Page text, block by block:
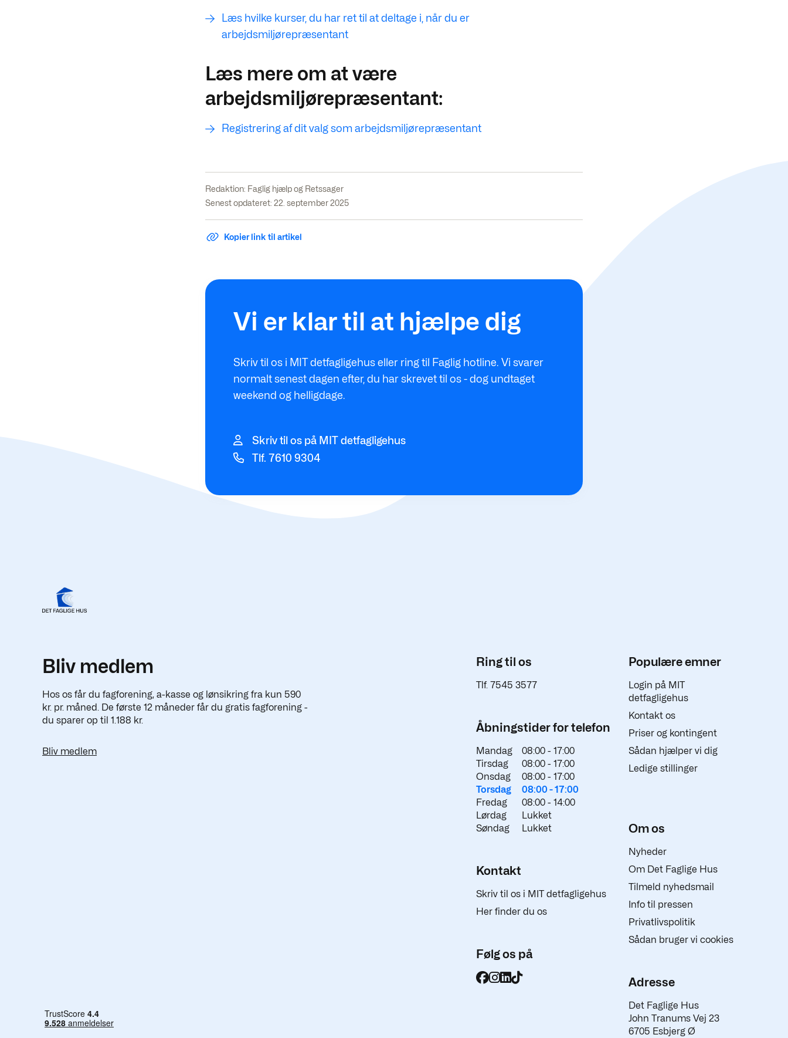
Læs hvilke kurser, du har ret til at deltage i, når du er
arbejdsmiljørepræsentant
Læs mere om at være
arbejdsmiljørepræsentant:
Registrering af dit valg som arbejdsmiljørepræsentant
Redaktion: Faglig hjælp og Retssager
Senest opdateret: 22. september 2025
Kopier link til artikel
Vi er klar til at hjælpe dig
Skriv til os i MIT detfagligehus eller ring til Faglig hotline. Vi svarer
normalt senest dagen efter, du har skrevet til os - dog undtaget
weekend og helligdage.
Skriv til os på MIT detfagligehus
Tlf. 7610 9304
Bliv medlem
Hos os får du fagforening, a-kasse og lønsikring fra kun 590
kr. pr. måned. De første 12 måneder får du gratis fagforening -
du sparer op til 1.188 kr.
Bliv medlem
Ring til os
Tlf. 7545 3577
Åbningstider for telefon
Mandag 08:00 - 17:00
Tirsdag
08:00 - 17:00
Onsdag
08:00 - 17:00
Torsdag
08:00 -17:00
Fredag
08:00 - 14:00
Lørdag
Lukket
Søndag
Lukket
Kontakt
Skriv til os i MIT detfagligehus
Her finder du os
Følg os på
Populære emner
Login på MIT
detfagligehus
Kontakt os
Priser og kontingent
Sådan hjælper vi dig
Ledige stillinger
Om os
Nyheder
Om Det Faglige Hus
Tilmeld nyhedsmail
Info til pressen
Privatlivspolitik
Sådan bruger vi cookies
Adresse
Det Faglige Hus
John Tranums Vej 23
6705 Esbjerg Ø